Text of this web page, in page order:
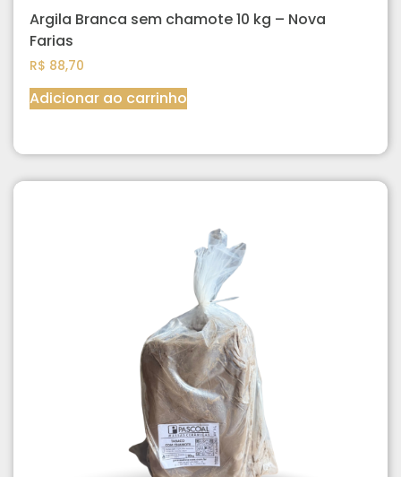
Argila Branca sem chamote 10 kg – Nova
Farias
R$ 88,70
Adicionar ao carrinho